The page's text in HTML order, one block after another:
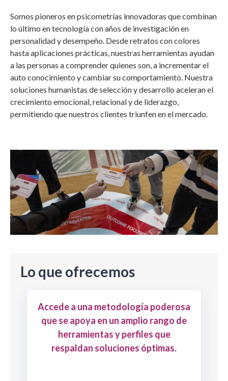
Somos pioneros en psicometrías innovadoras que combinan
lo último en tecnología con años de investigación en
personalidad y desempeño. Desde retratos con colores
hasta aplicaciones prácticas, nuestras herramientas ayudan
a las personas a comprender quienes son, a incrementar el
auto conocimiento y cambiar su comportamiento. Nuestra
soluciones humanistas de selección y desarrollo aceleran el
crecimiento emocional, relacional y de liderazgo,
permitiendo que nuestros clientes triunfen en el mercado.
Lo que ofrecemos
Accede a una metodología poderosa
que se apoya en un amplio rango de
herramientas y perfiles que
respaldan soluciones óptimas.